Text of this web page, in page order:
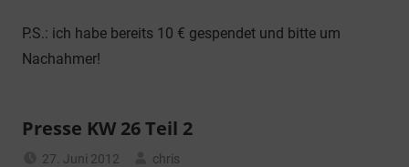
P.S.: ich habe bereits 10 € gespendet und bitte um
Nachahmer!
Presse KW 26 Teil 2
27. Juni 2012
chris